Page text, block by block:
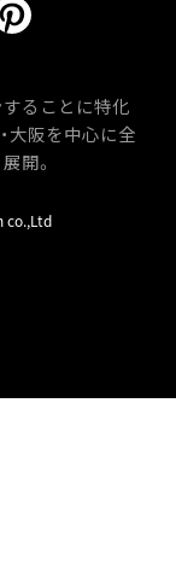
することに特化
大阪を中心に全
開。
co.,Ltd